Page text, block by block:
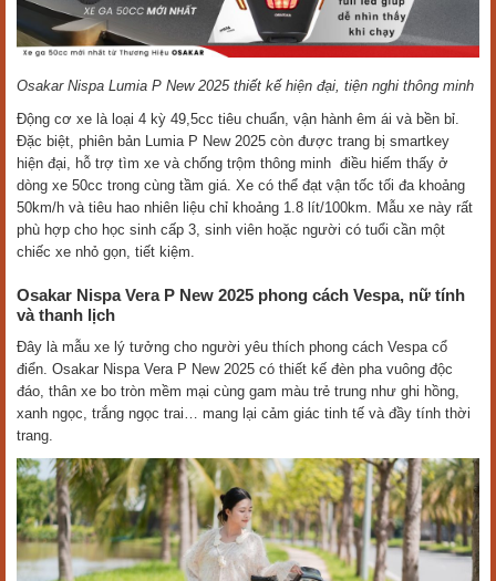
Osakar Nispa Lumia P New 2025 thiết kế hiện đại, tiện nghi thông minh
Động cơ xe là loại 4 kỳ 49,5cc tiêu chuẩn, vận hành êm ái và bền bỉ.
Đặc biệt, phiên bản Lumia P New 2025 còn được trang bị smartkey
hiện đại, hỗ trợ tìm xe và chống trộm thông minh điều hiếm thấy ở
dòng xe 50cc trong cùng tầm giá. Xe có thể đạt vận tốc tối đa khoảng
50km/h và tiêu hao nhiên liệu chỉ khoảng 1.8 lít/100km. Mẫu xe này rất
phù hợp cho học sinh cấp 3, sinh viên hoặc người có tuổi cần một
chiếc xe nhỏ gọn, tiết kiệm.
Osakar Nispa Vera P New 2025 phong cách Vespa, nữ tính
và thanh lịch
Đây là mẫu xe lý tưởng cho người yêu thích phong cách Vespa cổ
điển. Osakar Nispa Vera P New 2025 có thiết kế đèn pha vuông độc
đáo, thân xe bo tròn mềm mại cùng gam màu trẻ trung như ghi hồng,
xanh ngọc, trắng ngọc trai… mang lại cảm giác tinh tế và đầy tính thời
trang.